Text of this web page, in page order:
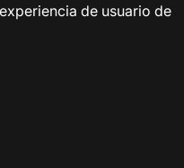
de usuario de